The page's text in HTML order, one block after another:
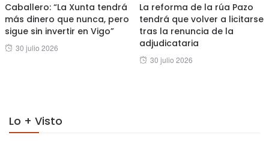
Caballero: “La Xunta tendrá
más dinero que nunca, pero
sigue sin invertir en Vigo”
Posted
30 julio 2026
La reforma de la rúa Pazo
tendrá que volver a licitarse
tras la renuncia de la
adjudicataria
Posted
30 julio 2026
Lo + Visto